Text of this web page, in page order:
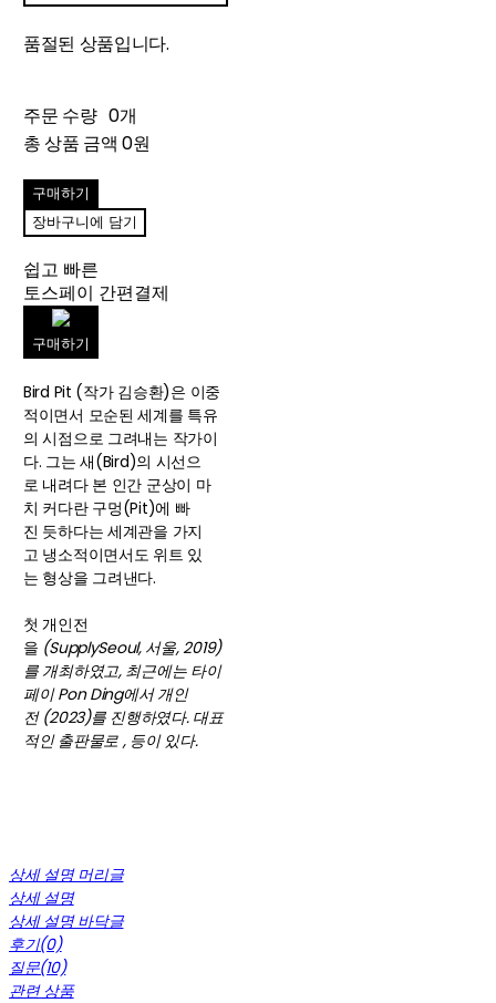
품절된 상품입니다.
주문 수량 0개
총 상품 금액 0원
구매하기
장바구니에 담기
쉽고 빠른
토스페이 간편결제
구매하기
Bird Pit (작가 김승환)은 이중
적이면서 모순된 세계를 특유
의 시점으로 그려내는 작가이
다. 그는 새(Bird)의 시선으
로 내려다 본 인간 군상이 마
치 커다란 구멍(Pit)에 빠
진 듯하다는 세계관을 가지
고 냉소적이면서도 위트 있
는 형상을 그려낸다.
첫 개인전
을 (SupplySeoul, 서울, 2019)
를 개최하였고, 최근에는 타이
페이 Pon Ding에서 개인
전 (2023)를 진행하였다. 대표
적인 출판물로 , 등이 있다.
상세 설명 머리글
상세 설명
상세 설명 바닥글
후기(0)
질문(10)
관련 상품